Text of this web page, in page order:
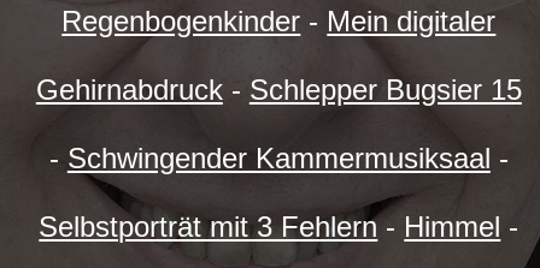
Regenbogenkinder - Mein digitaler
Gehirnabdruck- Schlepper Bugsier 15
- Schwingender Kammermusiksaal -
Selbstporträt mit 3 Fehlern- Himmel -